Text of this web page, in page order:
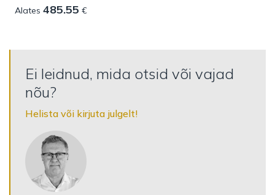
Alates 485.55 €
Ei leidnud, mida otsid või vajad
nõu?
Helista või kirjuta julgelt!